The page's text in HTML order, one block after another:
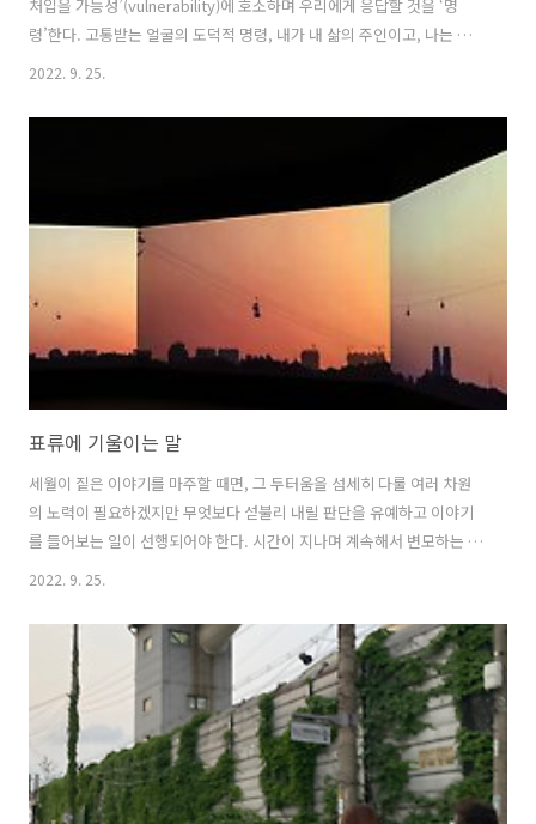
처입을 가능성’(vulnerability)에 호소하며 우리에게 응답할 것을 ‘명
령’한다. 고통받는 얼굴의 도덕적 명령, 내가 내 삶의 주인이고, 나는 오
로지 나만을 위해 살겠다는 독단적 자유에서 벗어나라는 명령. 그 명령에
는 자. 프랑스 철학자 에마뉘엘 레비나스(Emmanuel Levinas)에게 윤리
미는 주체, 타인의 고통에 대한 책임에서 도망치지 않으려는 주체, 그리
고 이 타인과의 관계에서 자신의 정체성을 발견하려는 주체이다. 자신의
‘상처입을 가능성’을 기꺼이 타인에게 내어주는 것. 그럼..
2022. 9. 25.
표류에 기울이는 말
세월이 짙은 이야기를 마주할 때면, 그 두터움을 섬세히 다룰 여러 차원
의 노력이 필요하겠지만 무엇보다 섣불리 내릴 판단을 유예하고 이야기
를 들어보는 일이 선행되어야 한다. 시간이 지나며 계속해서 변모하는 디
아스포라 역시 그렇다. 그중 코리안 디아스포라는 개화기 하와이 이주를
들의 몸이 조선/한국이라는 경계를 갖고, 도착한 땅과 구별되는 삶을 살
아낸 것을 일컫는다. 초기 코리안 디아스포라를 다룬 미술이 이러한 표지
를 지닌 작가가 이주한 장소를 관찰하며 낯선 일상을 그려내거나, 이를
통해 자기 고백적이고 역사화 된 경험을 기록하는 방식을 취했다면,
2010년대 이후 작가들은 세대를 건넌 뒤 맞닿은 현재의 디아스포라를 이
해하는 과정에 참여하..
2022. 9. 25.